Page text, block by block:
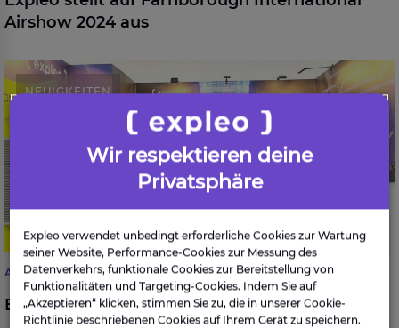
Airshow 2024 aus
Expleo stellt auf der IAA Mobility 2023 aus
NEUIGKEITEN
AUTOMOTIVE
Expleo stellt auf der IAA Mobility 2023 aus
Wir respektieren deine
Privatsphäre
Expleo verwendet unbedingt erforderliche Cookies zur Wartung
seiner Website, Performance-Cookies zur Messung des
Datenverkehrs, funktionale Cookies zur Bereitstellung von
Funktionalitäten und Targeting-Cookies. Indem Sie auf
„Akzeptieren“ klicken, stimmen Sie zu, die in unserer Cookie-
Richtlinie beschriebenen Cookies auf Ihrem Gerät zu speichern.